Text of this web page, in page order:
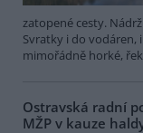
zatopené cesty.
Svratky i do vodáren,
mimořádně horké,
Ostravská radní
MŽP v kauze